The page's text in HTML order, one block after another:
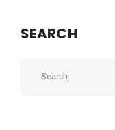
SEARCH